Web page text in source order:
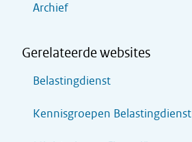
Archief
Gerelateerde websites
Belastingdienst
Kennisgroepen Belastingdienst